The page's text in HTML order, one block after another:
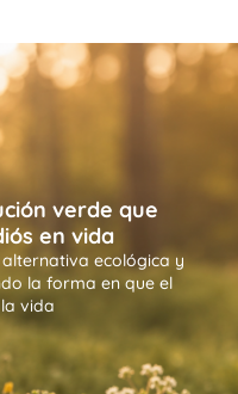
verde que
en vida
ecológica y
la forma en que el
vida